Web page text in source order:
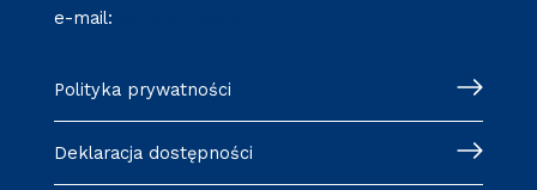
e-mail:
Polityka prywatności
Deklaracja dostępności